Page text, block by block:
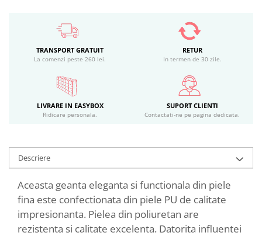
TRANSPORT GRATUIT
La comenzi peste 260 lei.
RETUR
In termen de 30 zile.
LIVRARE IN EASYBOX
Ridicare personala.
SUPORT CLIENTI
Contactati-ne pe pagina dedicata.
Descriere
Aceasta geanta eleganta si functionala din piele
fina este confectionata din piele PU de calitate
impresionanta. Pielea din poliuretan are
rezistenta si calitate excelenta. Datorita influentei